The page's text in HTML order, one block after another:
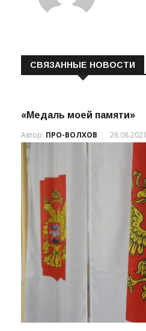
СВЯЗАННЫЕ НОВОСТИ
«Медаль моей памяти»
Автор: ПРО-ВОЛХОВ 26.08.2021